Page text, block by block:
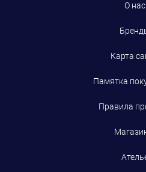
О нас
Карта
Памятка
Правила